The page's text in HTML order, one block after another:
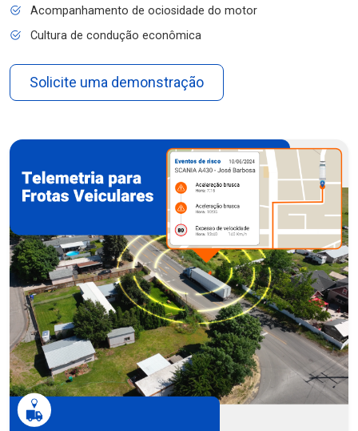
Acompanhamento de ociosidade do motor
Cultura de condução econômica
Solicite uma demonstração